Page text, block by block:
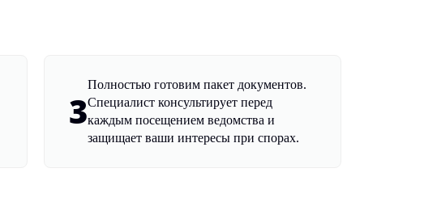
3
Полностью готовим пакет документов.
Специалист консультирует перед
каждым посещением ведомства и
защищает ваши интересы при спорах.